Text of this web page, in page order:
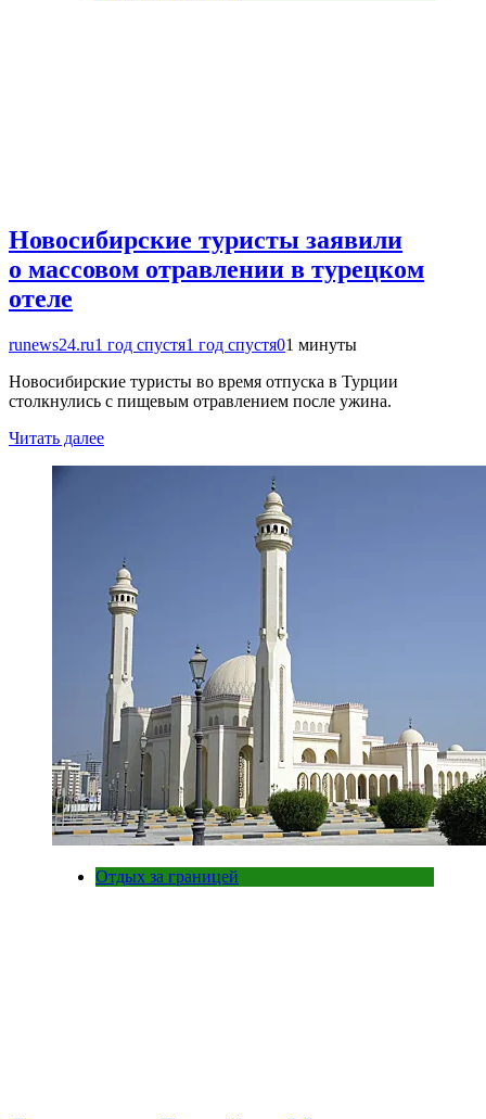
Новосибирские туристы заявили
о массовом отравлении в турецком
отеле
runews24.ru1 год спустя1 год спустя01 минуты
Новосибирские туристы во время отпуска в Турции
столкнулись с пищевым отравлением после ужина.
Читать далее
Отдых за границей